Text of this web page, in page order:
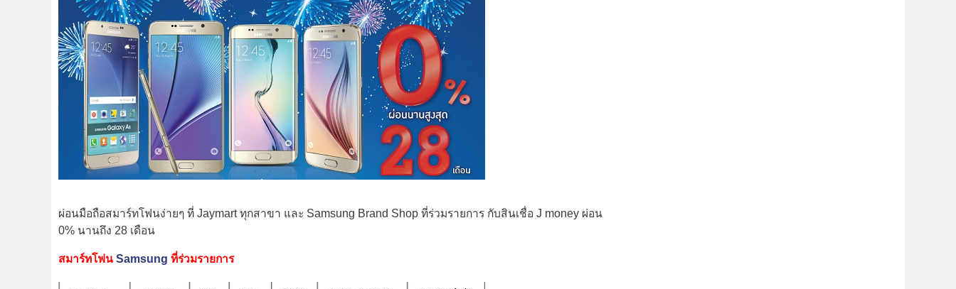
ผ่อนมือถือสมาร์ทโฟนง่ายๆ ที่ Jaymart ทุกสาขา และ Samsung Brand Shop ที่ร่วมรายการ กับสินเชื่อ J money ผ่อน
0% นานถึง 28 เดือน
สมาร์ทโฟน Samsung ที่ร่วมรายการ